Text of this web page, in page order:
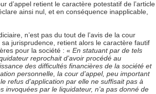
d’appel retient le caractère potestatif de l’article
ainsi nul, et en conséquence inapplicable,
n’est pas du tout de l’avis de la cour
sa jurisprudence, retient alors le caractère fautif
pour la société : « En statuant par de tels
reprochait d’avoir procédé au
des difficultés financières de la société et
personnelle, la cour d’appel, peu important
refus d’application par elle ne suffisait pas à
par le liquidateur, n’a pas donné de